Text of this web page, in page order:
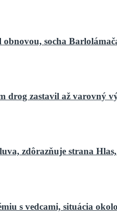
socha
drog zastavil až varovný
zdôrazňuje strana
s vedcami, situácia